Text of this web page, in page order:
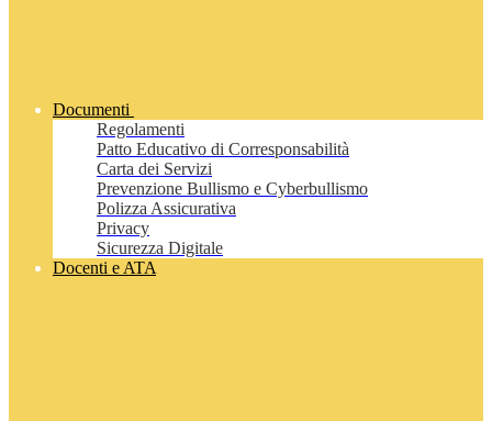
Documenti
Regolamenti
Patto Educativo di Corresponsabilità
Carta dei Servizi
Prevenzione Bullismo e Cyberbullismo
Polizza Assicurativa
Privacy
Sicurezza Digitale
Docenti e ATA